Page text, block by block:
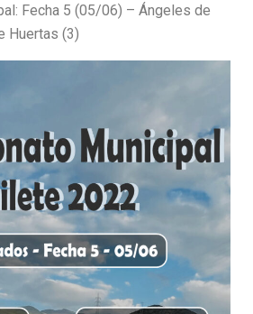
Fecha 5 (05/06) – Ángeles de
Huertas (3)